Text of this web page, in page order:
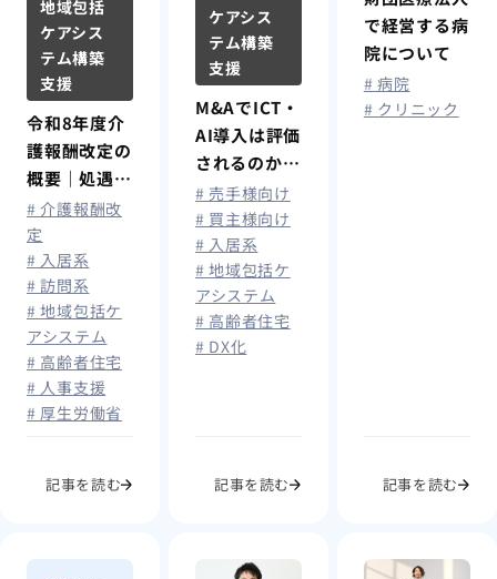
地域包括
ケアシス
テム構築
支援
令和8年度介
護報酬改定の
概要｜処遇改
善加算拡充で
最大月額1.9
万円賃上げ、
算定要件を解
説
# 介護報酬改
定
# 入居系
# 訪問系
# 地域包括ケ
アシステム
# 高齢者住宅
# 人事支援
# 厚生労働省
記事を読む
ケアシス
テム構築
支援
M&AでICT・
AI導入は評価
されるのか?
買手が見る介
護事業の“企
業価値”の考
え方
# 売手様向け
# 買主様向け
# 入居系
# 地域包括ケ
アシステム
# 高齢者住宅
# DX化
記事を読む
で経営する病
院について
# 病院
# クリニック
記事を読む